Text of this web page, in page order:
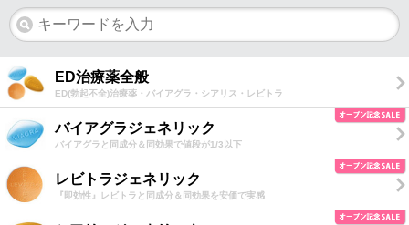
ED治療薬全般
ED(勃起不全)治療薬・バイアグラ・シアリス・レビトラ
バイアグラジェネリック
バイアグラと同成分＆同効果で値段が1/3以下
レビトラジェネリック
『即効性』レビトラと同成分＆同効果を安価で実感